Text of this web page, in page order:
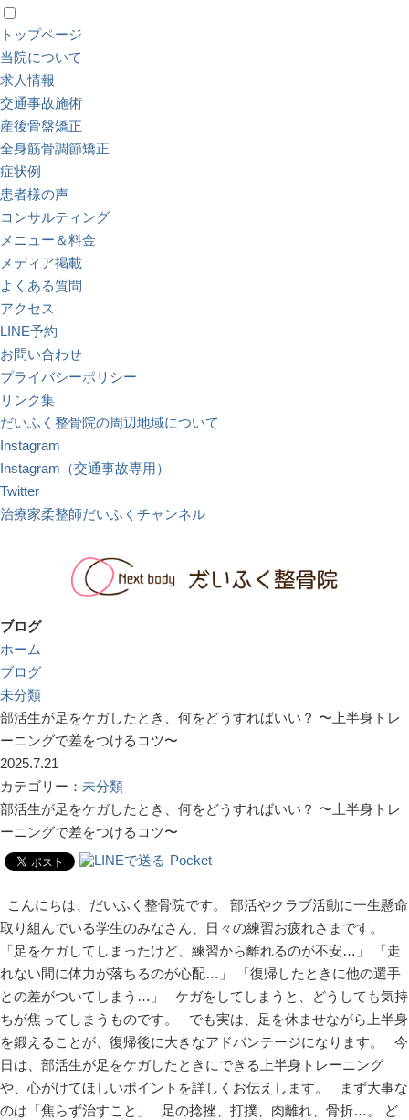
トップページ
当院について
求人情報
交通事故施術
産後骨盤矯正
全身筋骨調節矯正
症状例
患者様の声
コンサルティング
メニュー＆料金
メディア掲載
よくある質問
アクセス
LINE予約
お問い合わせ
プライバシーポリシー
リンク集
だいふく整骨院の周辺地域について
Instagram
Instagram（交通事故専用）
Twitter
治療家柔整師だいふくチャンネル
ブログ
ホーム
ブログ
未分類
部活生が足をケガしたとき、何をどうすればいい？ 〜上半身トレ
ーニングで差をつけるコツ〜
2025.7.21
カテゴリー： 未分類
部活生が足をケガしたとき、何をどうすればいい？ 〜上半身トレ
ーニングで差をつけるコツ〜
Pocket
こんにちは、だいふく整骨院です。 部活やクラブ活動に一生懸命
取り組んでいる学生のみなさん、日々の練習お疲れさまです。
「足をケガしてしまったけど、練習から離れるのが不安…」 「走
れない間に体力が落ちるのが心配…」 「復帰したときに他の選手
との差がついてしまう…」 ケガをしてしまうと、どうしても気持
ちが焦ってしまうものです。 でも実は、足を休ませながら上半身
を鍛えることが、復帰後に大きなアドバンテージになります。 今
日は、部活生が足をケガしたときにできる上半身トレーニング
や、心がけてほしいポイントを詳しくお伝えします。 まず大事な
のは「焦らず治すこと」 足の捻挫、打撲、肉離れ、骨折…。 ど